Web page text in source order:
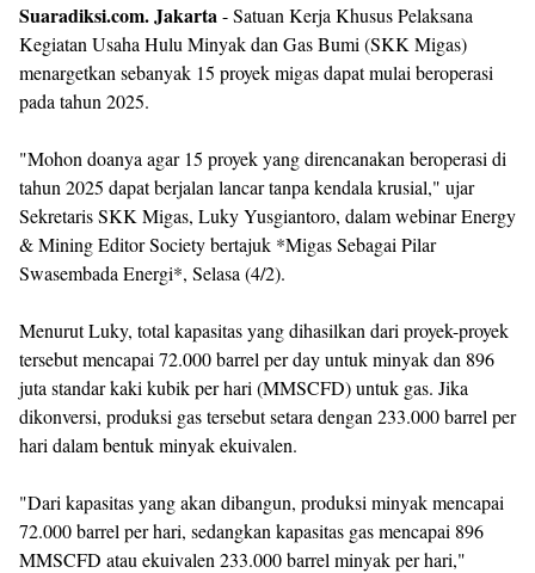
Suaradiksi.com. Jakarta- Satuan Kerja Khusus Pelaksana
Kegiatan Usaha Hulu Minyak dan Gas Bumi (SKK Migas)
menargetkan sebanyak 15 proyek migas dapat mulai beroperasi
pada tahun 2025.
"Mohon doanya agar 15 proyek yang direncanakan beroperasi di
tahun 2025 dapat berjalan lancar tanpa kendala krusial," ujar
Sekretaris SKK Migas, Luky Yusgiantoro, dalam webinar Energy
& Mining Editor Society bertajuk *Migas Sebagai Pilar
Swasembada Energi*, Selasa (4/2).
Menurut Luky, total kapasitas yang dihasilkan dari proyek-proyek
tersebut mencapai 72.000 barrel per day untuk minyak dan 896
juta standar kaki kubik per hari (MMSCFD) untuk gas. Jika
dikonversi, produksi gas tersebut setara dengan 233.000 barrel per
hari dalam bentuk minyak ekuivalen.
"Dari kapasitas yang akan dibangun, produksi minyak mencapai
72.000 barrel per hari, sedangkan kapasitas gas mencapai 896
MMSCFD atau ekuivalen 233.000 barrel minyak per hari,"